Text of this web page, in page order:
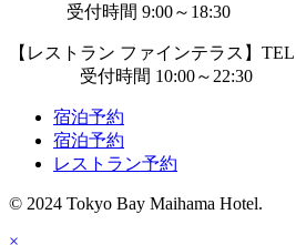
受付時間 9:00～18:30
【レストラン ファインテラス】TEL
受付時間 10:00～22:30
宿泊予約
宿泊予約
レストラン予約
© 2024 Tokyo Bay Maihama Hotel.
×